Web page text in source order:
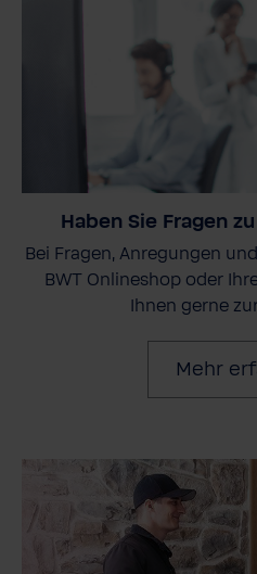
Haben Sie Fragen
Bei Fragen, Anregungen
BWT Onlineshop oder
Ihnen gerne
Mehr